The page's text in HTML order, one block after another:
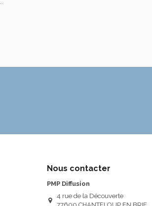
Nous contacter
PMP Diffusion
4 rue de la Découverte